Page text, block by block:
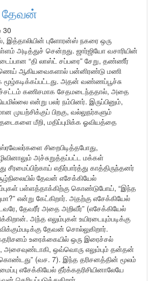
தேவன்
30
இத்தாலியின் புளோரன்ஸ் நகரை ஒரு
அடித்துச் சென்றது. ஜார்ஜியோ வசாரியின்
“தி லாஸ்ட் சப்பரை” சேறு, தண்ணீர்
ஆகியவைகளால் பன்னிரண்டு மணி
மூழ்கடிக்கப்பட்டது. அதன் வண்ணப்பூச்சு
கணிசமாக சேதமடைந்ததால், அதை
என்று பலர் நம்பினர். இருப்பினும்,
முயற்சிக்குப் பிறகு, வல்லுநர்களும்
மீறி, மதிப்புமிக்க ஓவியத்தை
சிறைபிடித்தபோது,
அச்சுறுத்தப்பட்ட மக்கள்
எதிர்பார்த்து காத்திருந்தனர்
தேவன் எசேக்கியேல்
பள்ளத்தாக்கிற்கு கொண்டுபோய், “இந்த
என்று கேட்கிறார். அதற்கு எசேக்கியேல்
தேவரீர் அதை அறிவீர்” (எசேக்கியேல்
அந்த எலும்புகள் உயிரடையும்படிக்கு
தேவன் சொல்லுகிறார்.
உரைக்கையில் ஒரு இரைச்சல்
அசைவுண்டாகி, ஒவ்வொரு எலும்பும் தன்தன்
(வச. 7). இந்த தரிசனத்தின் மூலம்
எசேக்கியேல் தீர்க்கதரிசியினாலேயே